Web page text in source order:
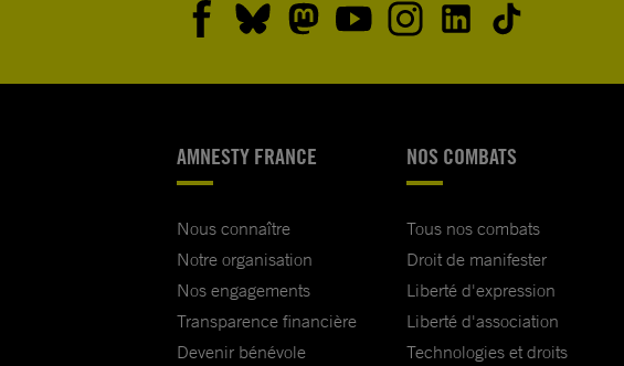
AMNESTY FRANCE
Nous connaître
Notre organisation
Nos engagements
Transparence financière
Devenir bénévole
NOS COMBATS
Tous nos combats
Droit de manifester
Liberté d'expression
Liberté d'association
Technologies et droits